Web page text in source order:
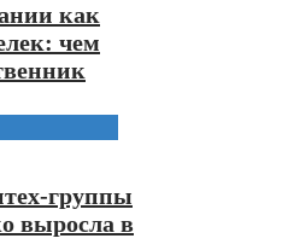
как
чем
группы
выросла в